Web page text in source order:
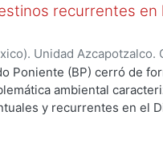
recurrentes en
Unidad Azcapotzalco.
SANCHEZ PEREZ, PEDRO
Poniente (BP) cerró de
ambiental
y recurrentes en el